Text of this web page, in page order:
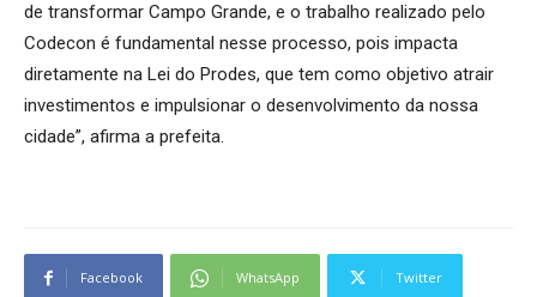
de transformar Campo Grande, e o trabalho realizado pelo
Codecon é fundamental nesse processo, pois impacta
diretamente na Lei do Prodes, que tem como objetivo atrair
investimentos e impulsionar o desenvolvimento da nossa
cidade”, afirma a prefeita.
Facebook WhatsApp Twitter